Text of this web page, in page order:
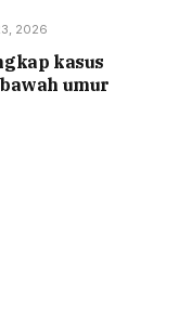
2026
kasus
umur